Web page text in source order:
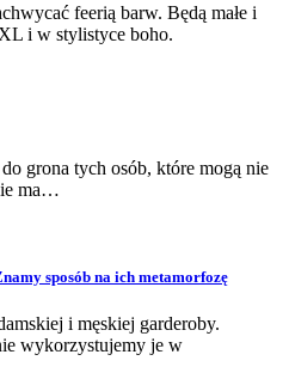
feerią barw. Będą małe i
i w stylistyce boho.
grona tych osób, które mogą nie
ma…
sposób na ich metamorfozę
i męskiej garderoby.
wykorzystujemy je w